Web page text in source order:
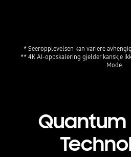
* Seeropplevelsen kan variere
** 4K AI-oppskalering gjelder kanskje